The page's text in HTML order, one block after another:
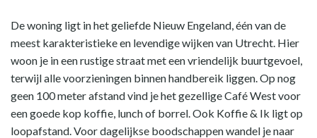
De woning ligt in het geliefde Nieuw Engeland, één van de
meest karakteristieke en levendige wijken van Utrecht. Hier
woon je in een rustige straat met een vriendelijk buurtgevoel,
terwijl alle voorzieningen binnen handbereik liggen. Op nog
geen 100 meter afstand vind je het gezellige Café West voor
een goede kop koffie, lunch of borrel. Ook Koffie & Ik ligt op
loopafstand. Voor dagelijkse boodschappen wandel je naar